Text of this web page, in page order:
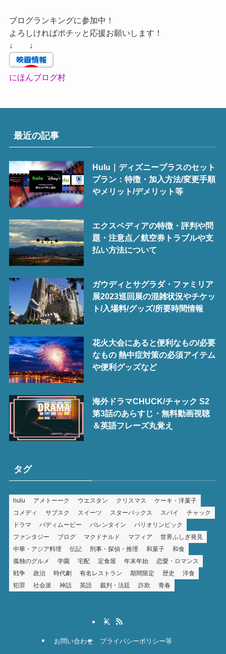
ブログランキングに参加中！
よろしければポチッと応援お願いします！
↓ ↓
にほんブログ村
最近の記事
Hulu｜ディズニープラスのセット
プラン：特徴・加入方法/変更手順
やメリット/デメリット等
エクスペディアの特徴・評判や問
題・注意点／航空券トラブルや支
払い方法について
ガウディとサグラダ・ファミリア
展2023巡回展の混雑状況やチケッ
ト/入場料/グッズ/所要時間情報
花火大会にあると便利なもの/必要
なもの 熱中症対策の必須アイテム
や便利グッズなど
海外ドラマCHUCK/チャック S2
第3話のあらすじ・無料動画視聴
＆英語フレーズ丸覚え
タグ
hulu アメトーーク ウエスタン クリスマス
ケーキ・洋菓子
コメディ
サブスク スイーツ スターバックス スパイ
チャック
ドラマ
バディムービー バレンタイン
パリオリンピック
ファンタジー
ブログ マクドナルド マフィア
世界ふしぎ発見
中華・アジア料理
伝記 刑事・探偵・推理 和菓子
和食
孤独のグルメ
学園 宅配 定食屋 年末年始
恋愛・ロマンス
戦争
政治 時代劇 有名レストラン 期間限定 歴史
洋食
犯罪
社会派 神話 英語 裁判・法廷 詐欺 青春
お問い合わせ プライバシーポリシー等